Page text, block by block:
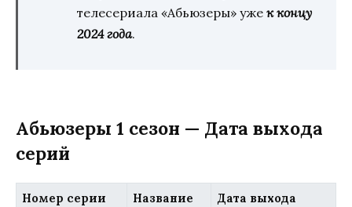
телесериала «Абьюзеры» уже к концу
2024 года.
Абьюзеры 1 сезон — Дата выхода
серий
Номер серии Название Дата выхода